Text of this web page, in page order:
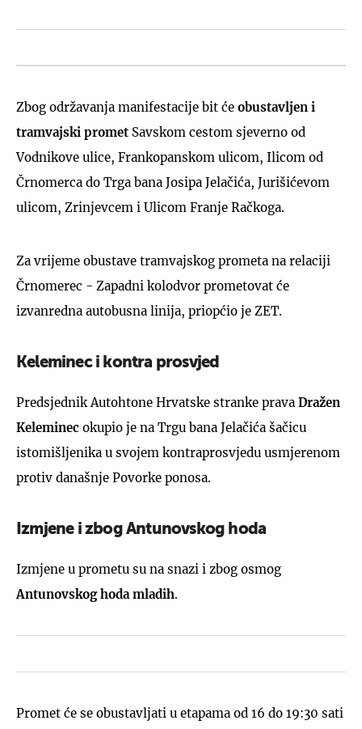
Zbog održavanja manifestacije bit će obustavljen i
tramvajski promet Savskom cestom sjeverno od
Vodnikove ulice, Frankopanskom ulicom, Ilicom od
Črnomerca do Trga bana Josipa Jelačića, Jurišićevom
ulicom, Zrinjevcem i Ulicom Franje Račkoga.
Za vrijeme obustave tramvajskog prometa na relaciji
Črnomerec - Zapadni kolodvor prometovat će
izvanredna autobusna linija, priopćio je ZET.
Keleminec i kontra prosvjed
Predsjednik Autohtone Hrvatske stranke prava Dražen
Keleminec okupio je na Trgu bana Jelačića šačicu
istomišljenika u svojem kontraprosvjedu usmjerenom
protiv današnje Povorke ponosa.
Izmjene i zbog Antunovskog hoda
Izmjene u prometu su na snazi i zbog osmog
Antunovskog hoda mladih.
Promet će se obustavljati u etapama od 16 do 19:30 sati